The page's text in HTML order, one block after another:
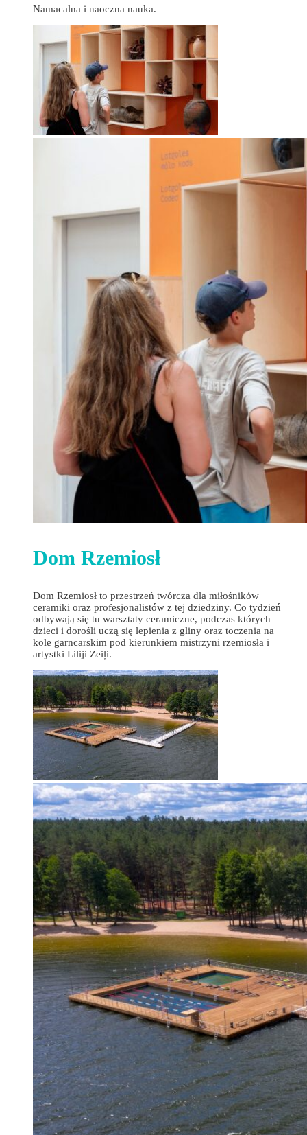
Namacalna i naoczna nauka.
Dom Rzemiosł
Dom Rzemiosł to przestrzeń twórcza dla miłośników
ceramiki oraz profesjonalistów z tej dziedziny. Co tydzień
odbywają się tu warsztaty ceramiczne, podczas których
dzieci i dorośli uczą się lepienia z gliny oraz toczenia na
kole garncarskim pod kierunkiem mistrzyni rzemiosła i
artystki Liliji Zeiļi.